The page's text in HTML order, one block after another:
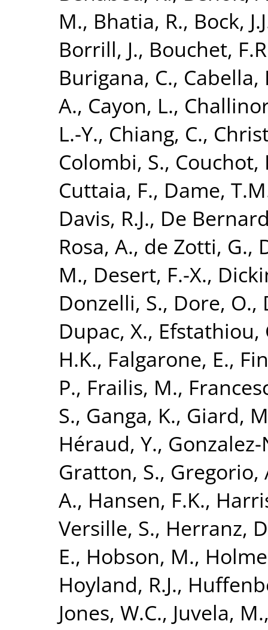
M., Bhatia, R., Bock,
Borrill, J., Bouchet,
Burigana, C., Cabella,
A., Cayon, L.,
L.-Y., Chiang, C.,
Colombi, S., Couchot,
Cuttaia, F., Dame,
Davis, R.J., De
Rosa, A., de Zotti, G.,
M., Desert, F.-X.,
Donzelli, S., Dore, O.,
Dupac, X., Efstathiou,
H.K., Falgarone, E.,
P., Frailis, M.,
S., Ganga, K., Giard,
Héraud, Y., Gonzalez-
Gratton, S., Gregorio,
A., Hansen, F.K.,
Versille, S., Herranz,
E., Hobson, M.,
Hoyland, R.J.,
Jones, W.C., Juvela, M.